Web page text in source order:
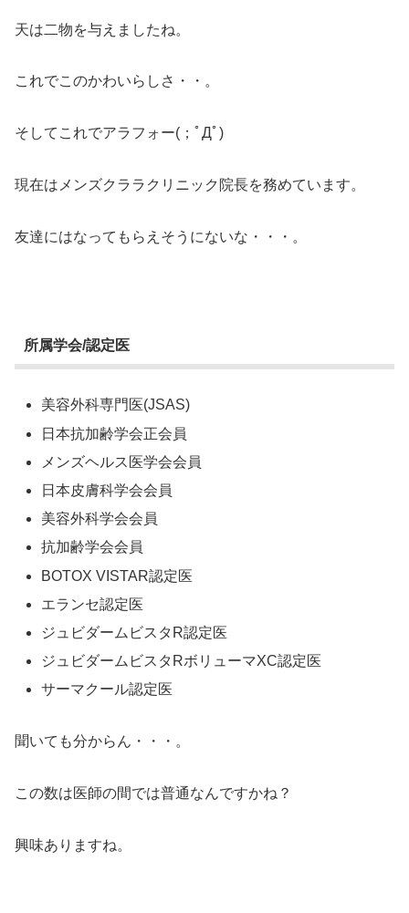
天は二物を与えましたね。
これでこのかわいらしさ・・。
そしてこれでアラフォー(；ﾟДﾟ)
現在はメンズクララクリニック院長を務めています。
友達にはなってもらえそうにないな・・・。
所属学会/認定医
美容外科専門医(JSAS)
日本抗加齢学会正会員
メンズヘルス医学会会員
日本皮膚科学会会員
美容外科学会会員
抗加齢学会会員
BOTOX VISTAR認定医
エランセ認定医
ジュビダームビスタR認定医
ジュビダームビスタRボリューマXC認定医
サーマクール認定医
聞いても分からん・・・。
この数は医師の間では普通なんですかね？
興味ありますね。